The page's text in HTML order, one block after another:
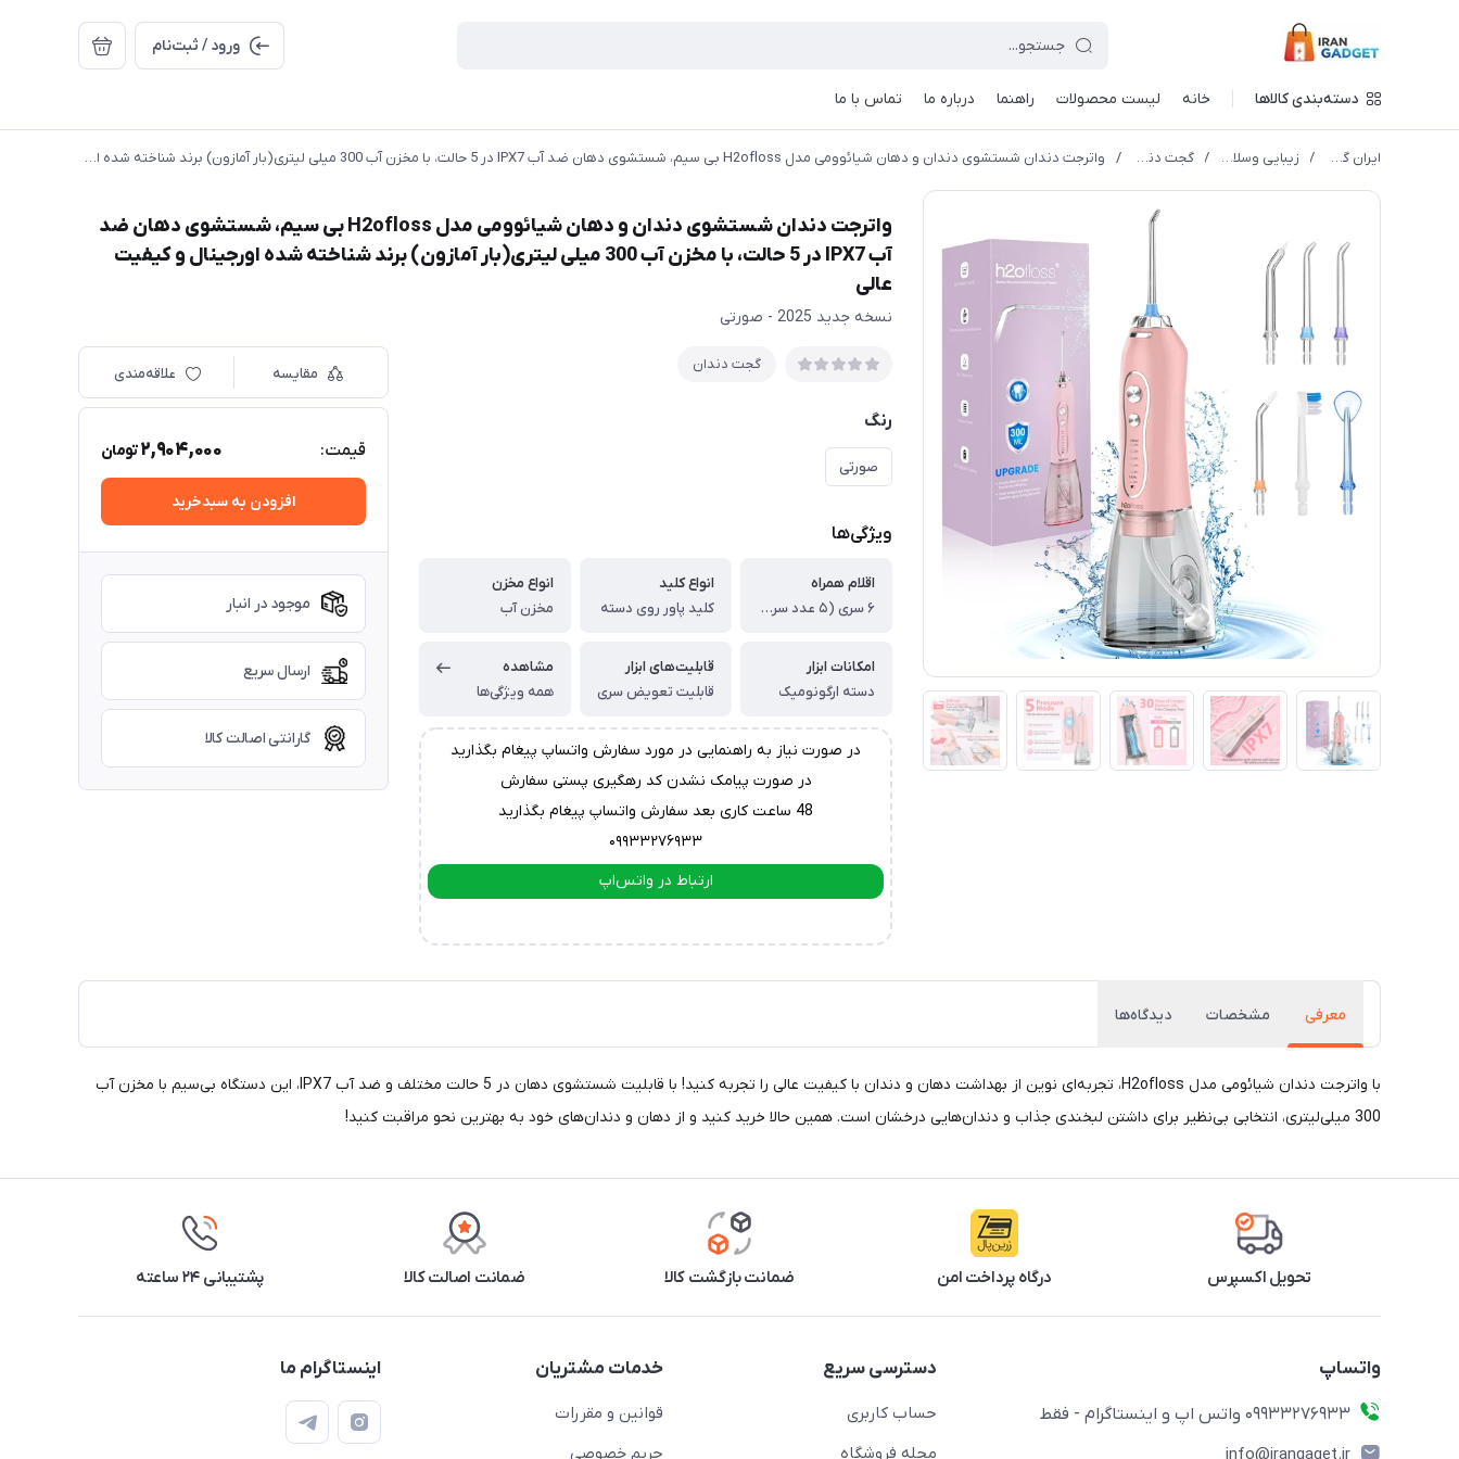
ورود / ثبت‌نام
دسته‌بندی کالاها خانه لیست محصولات راهنما درباره ما تماس با ما
ایران گجت / زیبایی وسلامت / گجت دندان / واترجت دندان شستشوی دندان و دهان شیائوومی مدل H2ofloss بی سیم، شستشوی دهان ضد آب IPX7 در 5 حالت، با مخزن آب 300 میلی لیتری(بار آمازون) برند شناخته شده اورجینال و کیفیت عالی
واترجت دندان شستشوی دندان و دهان شیائوومی مدل H2ofloss بی سیم، شستشوی دهان ضد
آب IPX7 در 5 حالت، با مخزن آب 300 میلی لیتری(بار آمازون) برند شناخته شده اورجینال و کیفیت
عالی
نسخه جدید 2025 - صورتی
گجت دندان
رنگ
صورتی
ویژگی‌ها
اقلام همراه
۶ سری (۵ عدد سری شست و شو با ۱ عدد سری مسواک) ، دفترچه راهنما ، کابل شارژ
انواع کلید
کلید پاور روی دسته
انواع مخزن
مخزن آب
امکانات ابزار
دسته ارگونومیک
قابلیت‌های ابزار
قابلیت تعویض سری
مشاهده
همه ویژگی‌ها
در صورت نیاز به راهنمایی در مورد سفارش واتساپ پیغام بگذارید
در صورت پیامک نشدن کد رهگیری پستی سفارش
48 ساعت کاری بعد سفارش واتساپ پیغام بگذارید
۰۹۹۳۳۲۷۶۹۳۳
ارتباط در واتس‌اپ
مقایسه علاقه‌مندی
قیمت: 2,904,000تومان
افزودن به سبدخرید
موجود در انبار
ارسال سریع
گارانتی اصالت کالا
معرفی مشخصات دیدگاه‌ها
با واترجت دندان شیائومی مدل H2ofloss، تجربه‌ای نوین از بهداشت دهان و دندان با کیفیت عالی را تجربه کنید! با قابلیت شستشوی دهان در 5 حالت مختلف و ضد آب IPX7، این دستگاه بی‌سیم با مخزن آب
300 میلی‌لیتری، انتخابی بی‌نظیر برای داشتن لبخندی جذاب و دندان‌هایی درخشان است. همین حالا خرید کنید و از دهان و دندان‌های خود به بهترین نحو مراقبت کنید!
تحویل اکسپرس درگاه پرداخت امن ضمانت بازگشت کالا ضمانت اصالت کالا پشتیبانی ۲۴ ساعته
واتساپ
09933276933 واتس اپ و اینستاگرام - فقط
info@irangaget.ir
دسترسی سریع
حساب کاربری
مجله فروشگاه
خدمات مشتریان
قوانین و مقررات
حریم خصوصی
اینستاگرام ما